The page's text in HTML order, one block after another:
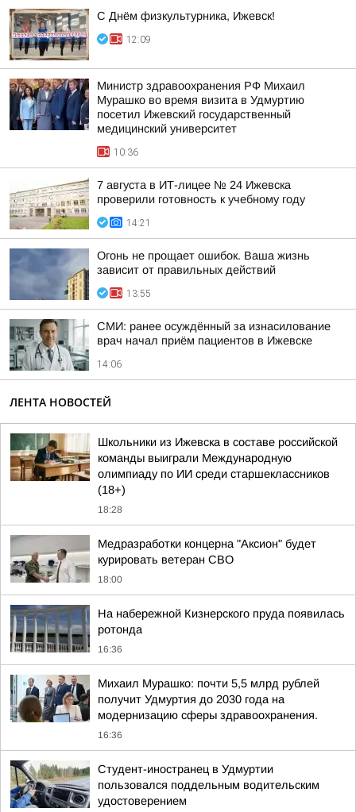
С Днём физкультурника, Ижевск!
12:09
Министр здравоохранения РФ Михаил
Мурашко во время визита в Удмуртию
посетил Ижевский государственный
медицинский университет
10:36
7 августа в ИТ-лицее № 24 Ижевска
проверили готовность к учебному году
14:21
Огонь не прощает ошибок. Ваша жизнь
зависит от правильных действий
13:55
СМИ: ранее осуждённый за изнасилование
врач начал приём пациентов в Ижевске
14:06
ЛЕНТА НОВОСТЕЙ
Школьники из Ижевска в составе российской
команды выиграли Международную
олимпиаду по ИИ среди старшеклассников
(18+)
18:28
Медразработки концерна "Аксион" будет
курировать ветеран СВО
18:00
На набережной Кизнерского пруда появилась
ротонда
16:36
Михаил Мурашко: почти 5,5 млрд рублей
получит Удмуртия до 2030 года на
модернизацию сферы здравоохранения.
16:36
Студент-иностранец в Удмуртии
пользовался поддельным водительским
удостоверением